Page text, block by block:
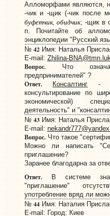
Алломорфами являются,
-чик и -щик (-чик после
буфетчик, обидчик; -щик в
п. Почитайте об
энциклопедии "Русский
№ 42Имя: Наталья
E-mail: Zhilina-
Вопрос.Что означает
предпринимателей" ?
Ответ. Консалтинг -
консультирование по
экономической)
деятельность" и
№ 43Имя: Наталья
E-mail:
Вопрос.Что такое
Можно ли написать
приглашение?
Заранее благодарна за
Ответ.В системе
"приглашение"
употребление вряд ли
№ 44Имя: Наталия
E-mail: Город: Киев